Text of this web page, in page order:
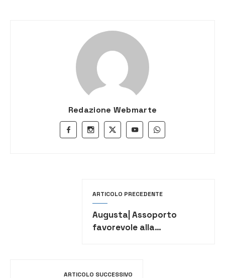
Redazione Webmarte
ARTICOLO PRECEDENTE
Augusta| Assoporto
favorevole alla
ARTICOLO SUCCESSIVO